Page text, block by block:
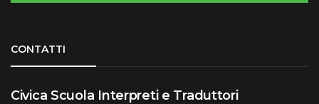
CONTATTI
Civica Scuola Interpreti e Traduttori